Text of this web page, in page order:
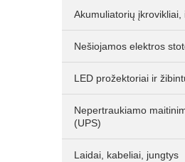
Akumuliatorių įkrovikliai,
Nešiojamos elektros
LED prožektoriai ir
Nepertraukiamo
(UPS)
Laidai, kabeliai, jungtys
Rocket